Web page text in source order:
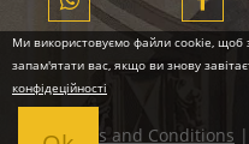
Terms and Conditions |
Ми використовуємо файли cookie, щоб
запам'ятати вас, якщо ви знову
конфідеційності